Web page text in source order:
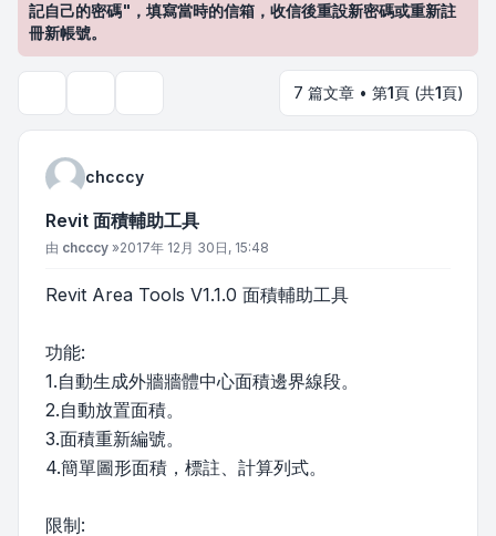
記自己的密碼"，填寫當時的信箱，收信後重設新密碼或重新註
冊新帳號。
7 篇文章 • 第1頁 (共1頁)
chcccy
Revit 面積輔助工具
文章
由 chcccy »2017年 12月 30日, 15:48
Revit Area Tools V1.1.0 面積輔助工具
功能:
1.自動生成外牆牆體中心面積邊界線段。
2.自動放置面積。
3.面積重新編號。
4.簡單圖形面積，標註、計算列式。
限制: